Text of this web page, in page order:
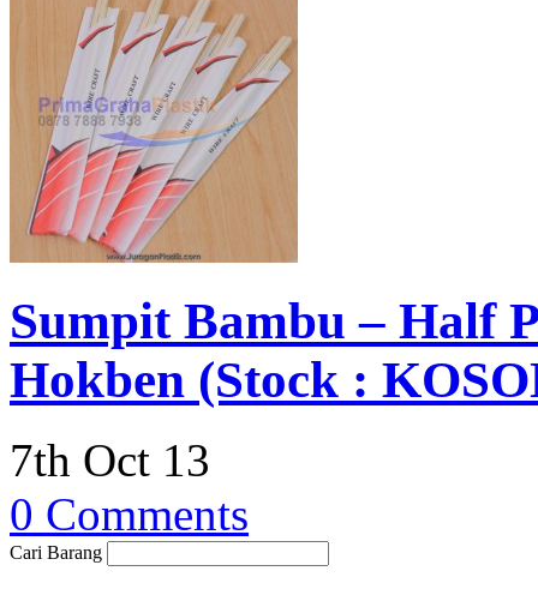
Sumpit Bambu – Half
Hokben (Stock :
7th Oct 13
0 Comments
Cari Barang